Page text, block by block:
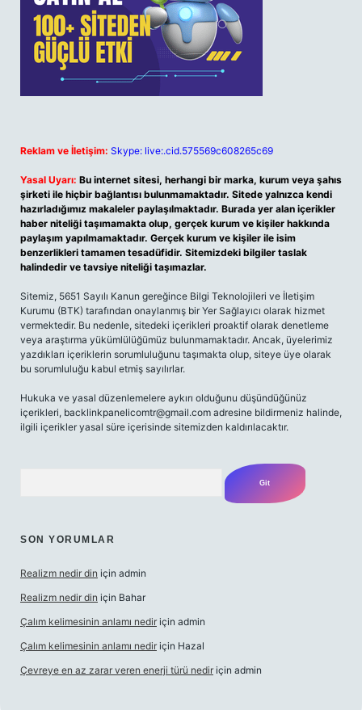
Reklam ve İletişim: Skype: live:.cid.575569c608265c69
Yasal Uyarı: Bu internet sitesi, herhangi bir marka, kurum veya şahıs
şirketi ile hiçbir bağlantısı bulunmamaktadır. Sitede yalnızca kendi
hazırladığımız makaleler paylaşılmaktadır. Burada yer alan içerikler
haber niteliği taşımamakta olup, gerçek kurum ve kişiler hakkında
paylaşım yapılmamaktadır. Gerçek kurum ve kişiler ile isim
benzerlikleri tamamen tesadüfidir. Sitemizdeki bilgiler taslak
halindedir ve tavsiye niteliği taşımazlar.
Sitemiz, 5651 Sayılı Kanun gereğince Bilgi Teknolojileri ve İletişim
Kurumu (BTK) tarafından onaylanmış bir Yer Sağlayıcı olarak hizmet
vermektedir. Bu nedenle, sitedeki içerikleri proaktif olarak denetleme
veya araştırma yükümlülüğümüz bulunmamaktadır. Ancak, üyelerimiz
yazdıkları içeriklerin sorumluluğunu taşımakta olup, siteye üye olarak
bu sorumluluğu kabul etmiş sayılırlar.
Hukuka ve yasal düzenlemelere aykırı olduğunu düşündüğünüz
içerikleri, backlinkpanelicomtr@gmail.com adresine bildirmeniz halinde,
ilgili içerikler yasal süre içerisinde sitemizden kaldırılacaktır.
SON YORUMLAR
Realizm nedir din için admin
Realizm nedir din için Bahar
Çalım kelimesinin anlamı nedir için admin
Çalım kelimesinin anlamı nedir için Hazal
Çevreye en az zarar veren enerji türü nedir için admin